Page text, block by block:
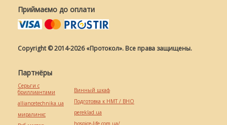
Приймаємо до оплати
Copyright © 2014-2026 «Протокол». Все права защищены.
Партнёры
Серьги с
бриллиантами
alliancetechnika.ua
миралинкс
Винный шкаф
Подготовка к НМТ / ВНО
pereklad.ua
hospice-life.com.ua/